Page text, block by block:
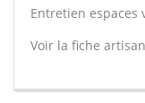
Entretien espaces
Voir la fiche